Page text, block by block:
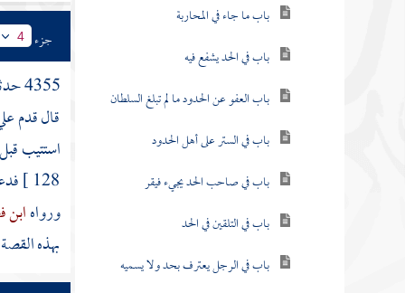
باب ما جاء في المحاربة
باب في الحد يشفع فيه
باب العفو عن الحدود ما لم تبلغ السلطان
باب في الستر على أهل الحدود
باب في صاحب الحد يجيء فيقر
باب في التلقين في الحد
باب في الرجل يعترف بحد ولا يسميه
جزء 4
4355 حدثنا
قال قدم
استتيب
128 ]
ورواه
بهذه